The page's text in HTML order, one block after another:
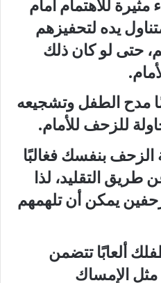
مثيرة للاهتمام أمام
يده لتحفيزهم
حتى لو كان ذلك
مدح الطفل وتشجيعه
للزحف للأمام.
الزحف بنفسك فغالبًا
طريق التقليد، لذا
يمكن أن تلهمهم
ألعابًا تتضمن
مثل الإمساك